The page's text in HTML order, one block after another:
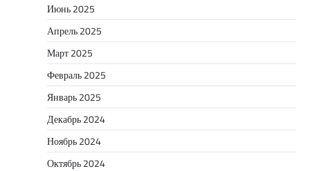
Июнь 2025
Апрель 2025
Март 2025
Февраль 2025
Январь 2025
Декабрь 2024
Ноябрь 2024
Октябрь 2024